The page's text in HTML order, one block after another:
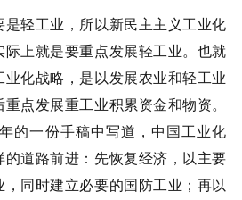
轻工业，所以新民主主义工业化
上就是要重点发展轻工业。也就
化战略，是以发展农业和轻工业
点发展重工业积累资金和物资。
的一份手稿中写道，中国工业化
道路前进：先恢复经济，以主要
同时建立必要的国防工业；再以